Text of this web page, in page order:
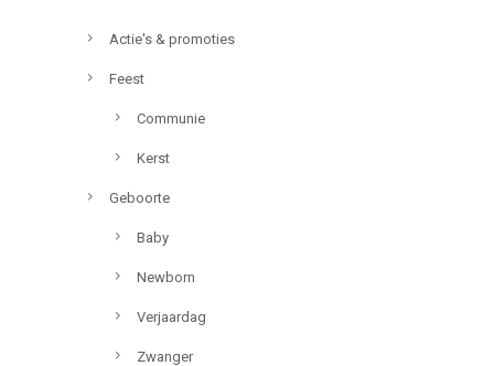
Actie's & promoties
Feest
Communie
Kerst
Geboorte
Baby
Newborn
Verjaardag
Zwanger